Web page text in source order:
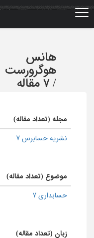
Skip
هانس
هوگرورست
/ 7 مقاله
مجله (تعداد مقاله)
نشریه حسابرس 7
موضوع (تعداد مقاله)
حسابداری 7
زبان (تعداد مقاله)